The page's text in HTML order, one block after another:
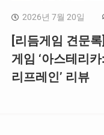
2026년 7월 20일
[리듬게임 견문
게임 ‘아스테리
리프레인’ 리뷰